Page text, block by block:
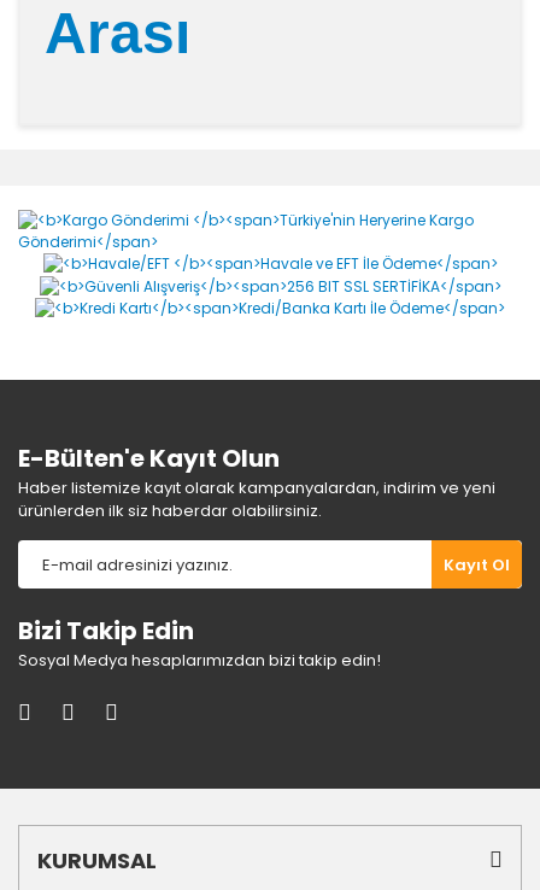
Arası
Yorum Yaz
Ürün resmi kalitesiz, bozuk veya görüntülenemiyor.
Ürün açıklamasında eksik bilgiler bulunuyor.
Ürün bilgilerinde hatalar bulunuyor.
E-Bülten'e Kayıt Olun
Haber listemize kayıt olarak kampanyalardan, indirim ve yeni
ürünlerden ilk siz haberdar olabilirsiniz.
Kayıt Ol
Bizi Takip Edin
Sosyal Medya hesaplarımızdan bizi takip edin!
KURUMSAL